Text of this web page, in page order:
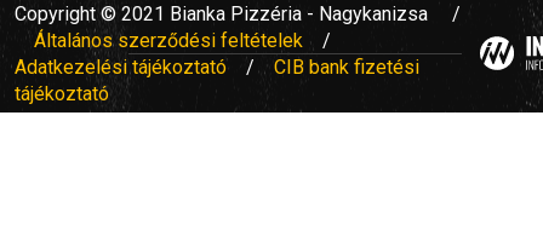
Copyright © 2021 Bianka Pizzéria - Nagykanizsa /
Általános szerződési feltételek /
Adatkezelési tájékoztató/ CIB bank fizetési
tájékoztató